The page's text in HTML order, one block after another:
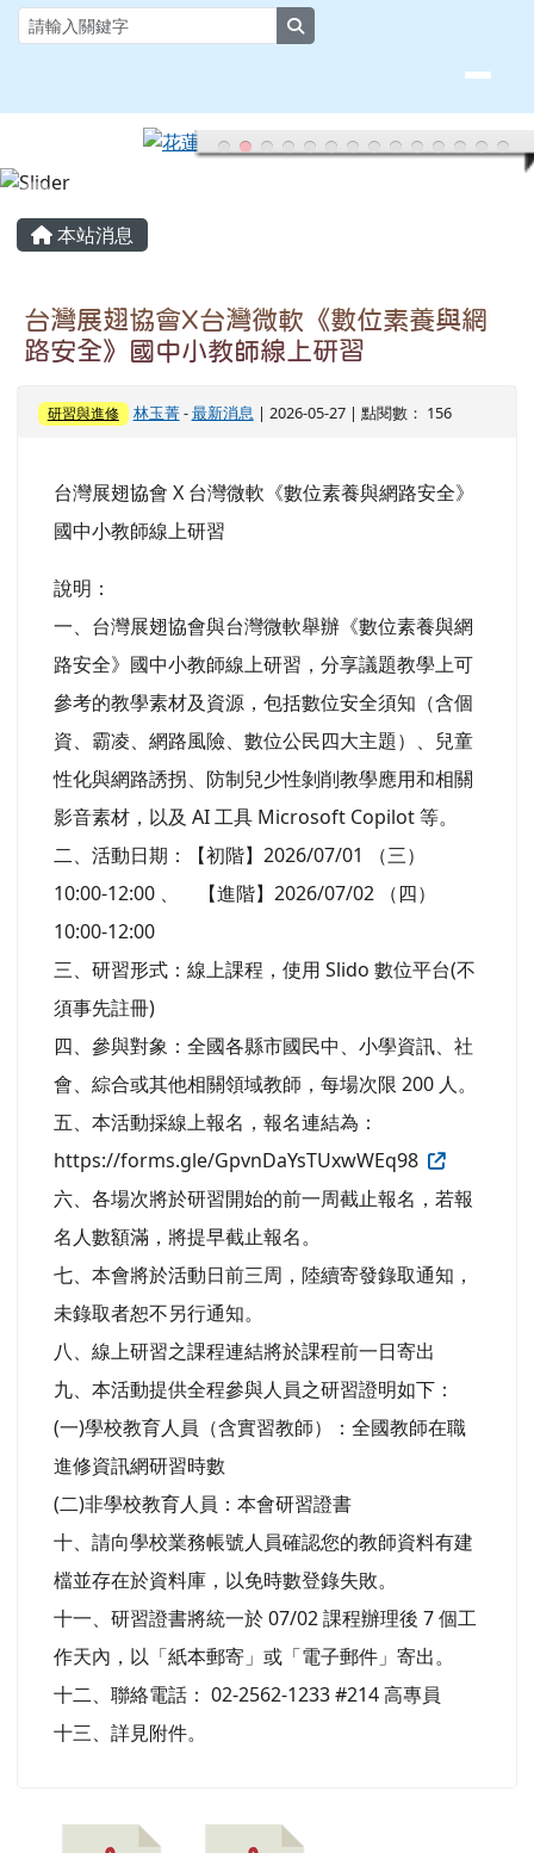
跳至主內容區
花蓮縣大榮國小全球資訊網
主內容區域
本站消息
台灣展翅協會X台灣微軟《數位素養與網
路安全》國中小教師線上研習
研習與進修 林玉菁-最新消息 | 2026-05-27 | 點閱數： 156
台灣展翅協會 X 台灣微軟《數位素養與網路安全》
國中小教師線上研習
說明：
一、台灣展翅協會與台灣微軟舉辦《數位素養與網
路安全》國中小教師線上研習，分享議題教學上可
參考的教學素材及資源，包括數位安全須知（含個
資、霸凌、網路風險、數位公民四大主題）、兒童
性化與網路誘拐、防制兒少性剝削教學應用和相關
影音素材，以及 AI 工具 Microsoft Copilot 等。
二、活動日期：【初階】2026/07/01 （三）
10:00-12:00 、 【進階】2026/07/02 （四）
10:00-12:00
三、研習形式：線上課程，使用 Slido 數位平台(不
須事先註冊)
四、參與對象：全國各縣市國民中、小學資訊、社
會、綜合或其他相關領域教師，每場次限 200 人。
五、本活動採線上報名，報名連結為：
https://forms.gle/GpvnDaYsTUxwWEq98
六、各場次將於研習開始的前一周截止報名，若報
名人數額滿，將提早截止報名。
七、本會將於活動日前三周，陸續寄發錄取通知，
未錄取者恕不另行通知。
八、線上研習之課程連結將於課程前一日寄出
九、本活動提供全程參與人員之研習證明如下：
(一)學校教育人員（含實習教師）：全國教師在職
進修資訊網研習時數
(二)非學校教育人員：本會研習證書
十、請向學校業務帳號人員確認您的教師資料有建
檔並存在於資料庫，以免時數登錄失敗。
十一、研習證書將統一於 07/02 課程辦理後 7 個工
作天內，以「紙本郵寄」或「電子郵件」寄出。
十二、聯絡電話： 02-2562-1233 #214 高專員
十三、詳見附件。
頁尾區域